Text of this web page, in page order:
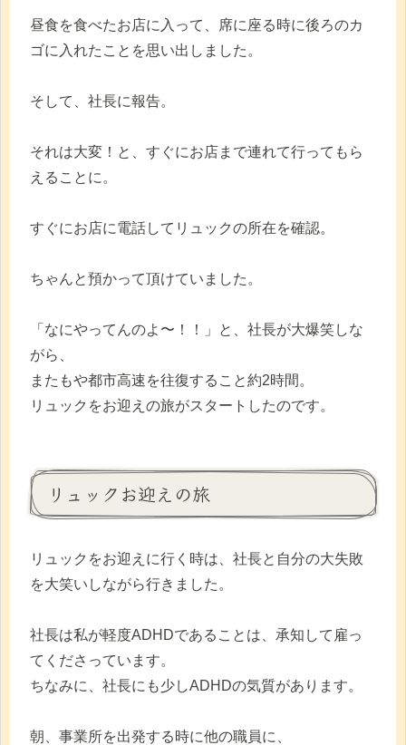
昼食を食べたお店に入って、席に座る時に後ろのカ
ゴに入れたことを思い出しました。
そして、社長に報告。
それは大変！と、すぐにお店まで連れて行ってもら
えることに。
すぐにお店に電話してリュックの所在を確認。
ちゃんと預かって頂けていました。
「なにやってんのよ〜！！」と、社長が大爆笑しな
がら、
またもや都市高速を往復すること約2時間。
リュックをお迎えの旅がスタートしたのです。
リュックお迎えの旅
リュックをお迎えに行く時は、社長と自分の大失敗
を大笑いしながら行きました。
社長は私が軽度ADHDであることは、承知して雇っ
てくださっています。
ちなみに、社長にも少しADHDの気質があります。
朝、事業所を出発する時に他の職員に、